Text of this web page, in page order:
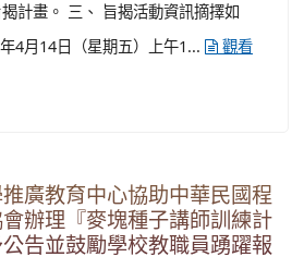
計畫。 三、 旨揭活動資訊摘擇如
4月14日（星期五）上午1...
觀看
廣教育中心協助中華民國程
辦理『麥塊種子講師訓練計
告並鼓勵學校教職員踴躍報